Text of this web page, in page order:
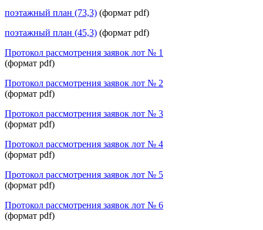
поэтажный план (73,3) (формат pdf)
поэтажный план (45,3) (формат pdf)
Протокол рассмотрения заявок лот № 1
(формат pdf)
Протокол рассмотрения заявок лот № 2
(формат pdf)
Протокол рассмотрения заявок лот № 3
(формат pdf)
Протокол рассмотрения заявок лот № 4
(формат pdf)
Протокол рассмотрения заявок лот № 5
(формат pdf)
Протокол рассмотрения заявок лот № 6
(формат pdf)